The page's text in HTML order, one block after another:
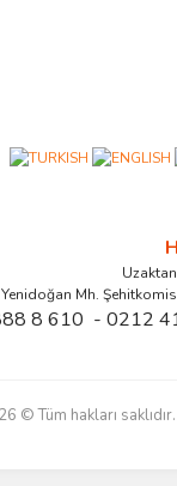
Yenidoğan Mh.
8 610 - 0212
Tüm hakları